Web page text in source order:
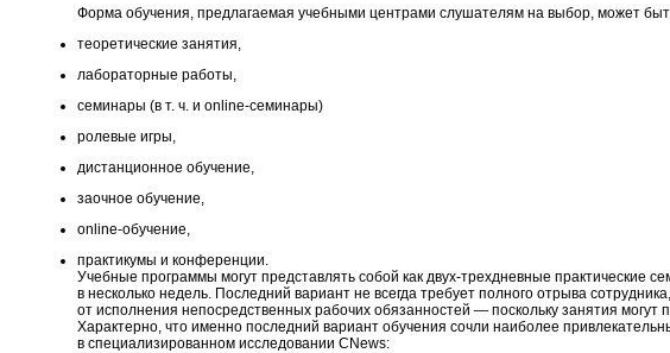
Форма обучения, предлагаемая учебными центрами слушателям на выбор, может
теоретические занятия,
лабораторные работы,
семинары (в т. ч. и online-семинары)
ролевые игры,
дистанционное обучение,
заочное обучение,
online-обучение,
практикумы и конференции.
Учебные программы могут представлять собой как двух-трехдневные практические
в несколько недель. Последний вариант не всегда требует полного отрыва
от исполнения непосредственных рабочих обязанностей — поскольку занятия
Характерно, что именно последний вариант обучения сочли наиболее
в специализированном исследовании CNews: